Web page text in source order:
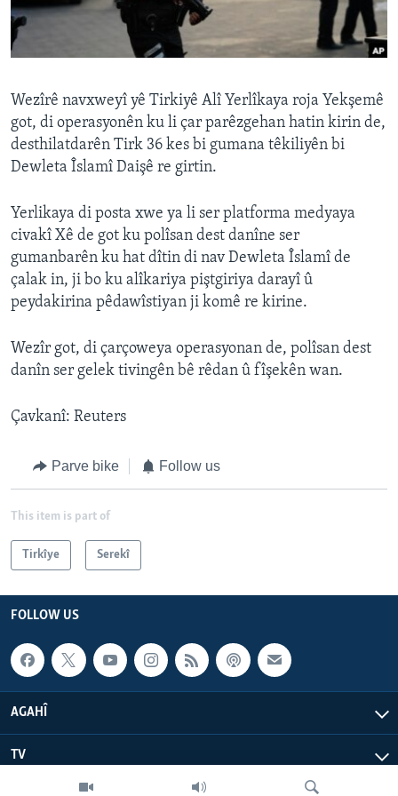
ÇAND Û HUNER
Learning English
FOLLOW US
Zimanên Din
Wezîrê navxweyî yê Tirkiyê Alî Yerlîkaya roja Yekşemê
got, di operasyonên ku li çar parêzgehan hatin kirin de,
desthilatdarên Tirk 36 kes bi gumana têkiliyên bi
Dewleta Îslamî Daişê re girtin.
Yerlikaya di posta xwe ya li ser platforma medyaya
civakî Xê de got ku polîsan dest danîne ser
gumanbarên ku hat dîtin di nav Dewleta Îslamî de
çalak in, ji bo ku alîkariya piştgiriya darayî û
peydakirina pêdawîstiyan ji komê re kirine.
Wezîr got, di çarçoweya operasyonan de, polîsan dest
danîn ser gelek tivingên bê rêdan û fîşekên wan.
Çavkanî: Reuters
Parve bike Follow us
This item is part of
Tirkîye Serekî
FOLLOW US
AGAHÎ
TV